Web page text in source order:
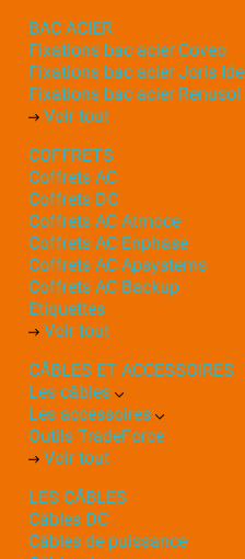
BAC ACIER
Fixations bac acier Coveo
Fixations bac acier Joris Ide
Fixations bac acier Renusol
Voir tout
COFFRETS
Coffrets AC
Coffrets DC
Coffrets AC Atmoce
Coffrets AC Enphase
Coffrets AC Apsystems
Coffrets AC Backup
Etiquettes
Voir tout
CÂBLES ET ACCESSOIRES
Les câbles
Les accessoires
Outils TradeForce
Voir tout
LES CÂBLES
Câbles DC
Câbles de puissance